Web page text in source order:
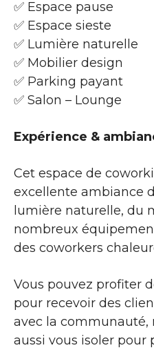
✅ Espace pause
✅ Espace sieste
✅ Lumière naturelle
✅ Mobilier design
✅ Parking payant
✅ Salon – Lounge
Expérience &
Cet espace de
excellente ambiance
lumière naturelle, du
nombreux
des coworkers
Vous pouvez profiter
pour recevoir des
avec la communauté,
aussi vous isoler pour